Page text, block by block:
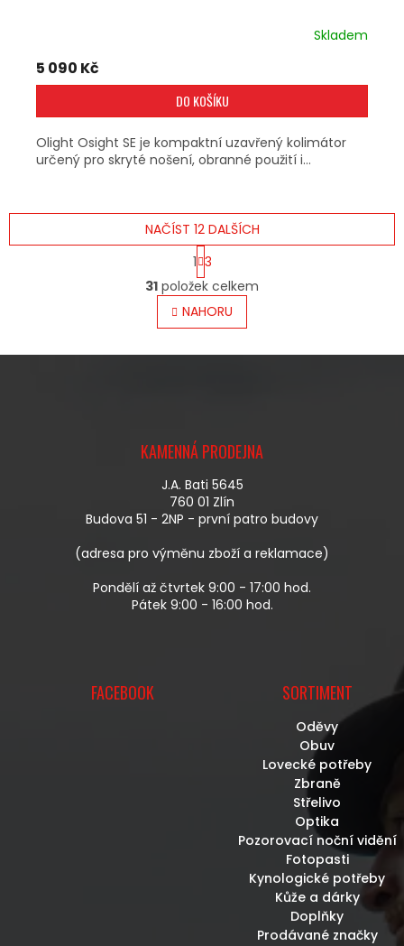
Skladem
5 090 Kč
DO KOŠÍKU
Olight Osight SE je kompaktní uzavřený kolimátor
určený pro skryté nošení, obranné použití i...
O
V
L
Á
V
K
Y
V
Ý
I
U
NAČÍST 12 DALŠÍCH
S
T
R
Á
N
K
V
1 3
31 položek celkem
NAHORU
KAMENNÁ PRODEJNA
J.A. Bati 5645
760 01 Zlín
Budova 51 - 2NP - první patro budovy
(adresa pro výměnu zboží a reklamace)
Pondělí až čtvrtek 9:00 - 17:00 hod.
Pátek 9:00 - 16:00 hod.
FACEBOOK SORTIMENT
Oděvy
Obuv
Lovecké potřeby
Zbraně
Střelivo
Optika
Pozorovací noční vidění
Fotopasti
Kynologické potřeby
Kůže a dárky
Doplňky
Prodávané značky